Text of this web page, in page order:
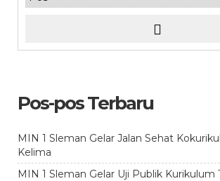
Pos-pos Terbaru
MIN 1 Sleman Gelar Jalan Sehat
Kelima
MIN 1 Sleman Gelar Uji Publik Kurikulum